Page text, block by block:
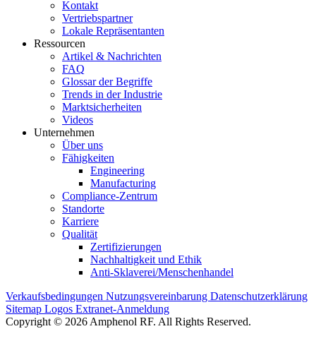
Kontakt
Vertriebspartner
Lokale Repräsentanten
Ressourcen
Artikel & Nachrichten
FAQ
Glossar der Begriffe
Trends in der Industrie
Marktsicherheiten
Videos
Unternehmen
Über uns
Fähigkeiten
Engineering
Manufacturing
Compliance-Zentrum
Standorte
Karriere
Qualität
Zertifizierungen
Nachhaltigkeit und Ethik
Anti-Sklaverei/Menschenhandel
Verkaufsbedingungen Nutzungsvereinbarung Datenschutzerklärung
Sitemap Logos Extranet-Anmeldung
Copyright © 2026 Amphenol RF. All Rights Reserved.